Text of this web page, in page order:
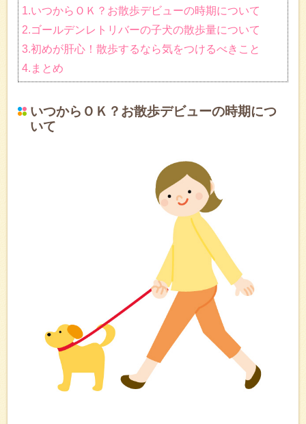
1.いつからＯＫ？お散歩デビューの時期について
2.ゴールデンレトリバーの子犬の散歩量について
3.初めが肝心！散歩するなら気をつけるべきこと
4.まとめ
いつからＯＫ？お散歩デビューの時期につ
いて